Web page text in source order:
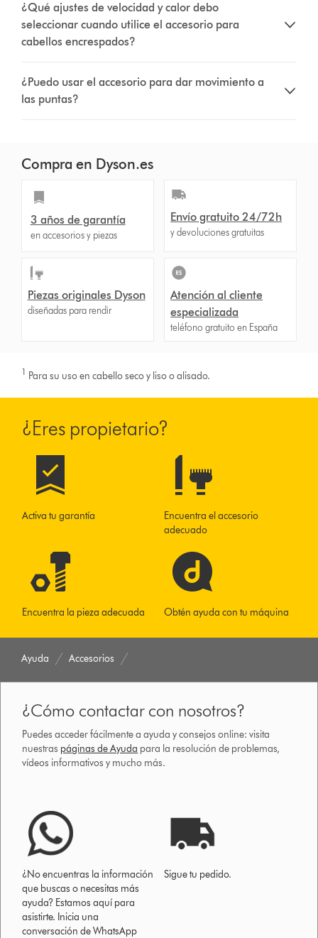
¿Qué ajustes de velocidad y calor debo
seleccionar cuando utilice el accesorio para
cabellos encrespados?
¿Puedo usar el accesorio para dar movimiento a
las puntas?
Compra en Dyson.es
3 años de garantía
en accesorios y piezas
Envío gratuito 24/72h
y devoluciones gratuitas
Piezas originales Dyson
diseñadas para rendir
Atención al cliente
especializada
teléfono gratuito en España
1 Para su uso en cabello seco y liso o alisado.
¿Eres propietario?
Activa tu garantía
Encuentra el accesorio
adecuado
Encuentra la pieza adecuada Obtén ayuda con tu máquina
Ayuda Accesorios
¿Cómo contactar con nosotros?
Puedes acceder fácilmente a ayuda y consejos online: visita
nuestras páginas de Ayuda para la resolución de problemas,
vídeos informativos y mucho más.
¿No encuentras la información
que buscas o necesitas más
ayuda? Estamos aquí para
asistirte. Inicia una
conversación de WhatsApp
Sigue tu pedido.